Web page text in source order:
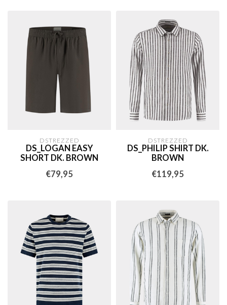
DSTREZZED
DS_LOGAN EASY
SHORT DK. BROWN
€79,95
DSTREZZED
DS_PHILIP SHIRT DK.
BROWN
€119,95